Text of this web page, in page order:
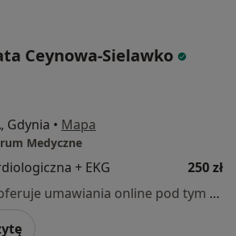
Ceynowa-Sielawko
Gdynia • Mapa
Medyczne
+ EKG
250 zł
Specjalista nie oferuje umawiania online pod tym adresem.